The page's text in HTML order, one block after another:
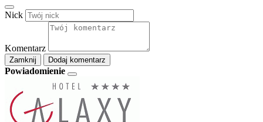
Nick
Komentarz
Zamknij Dodaj komentarz
Powiadomienie